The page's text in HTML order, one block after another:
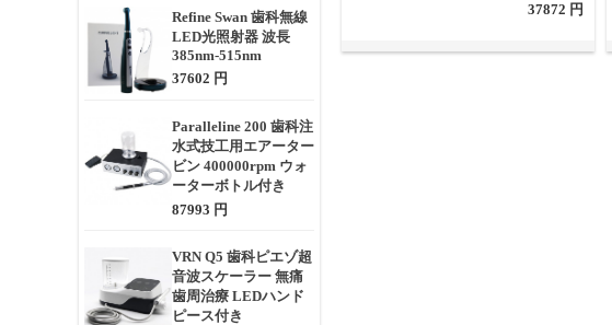
Refine Swan 歯科無線
LED光照射器 波長
385nm-515nm
37602 円
Paralleline 200 歯科注
水式技工用エアーター
ビン 400000rpm ウォ
ーターボトル付き
87993 円
VRN Q5 歯科ピエゾ超
音波スケーラー 無痛
歯周治療 LEDハンド
ピース付き
37872 円